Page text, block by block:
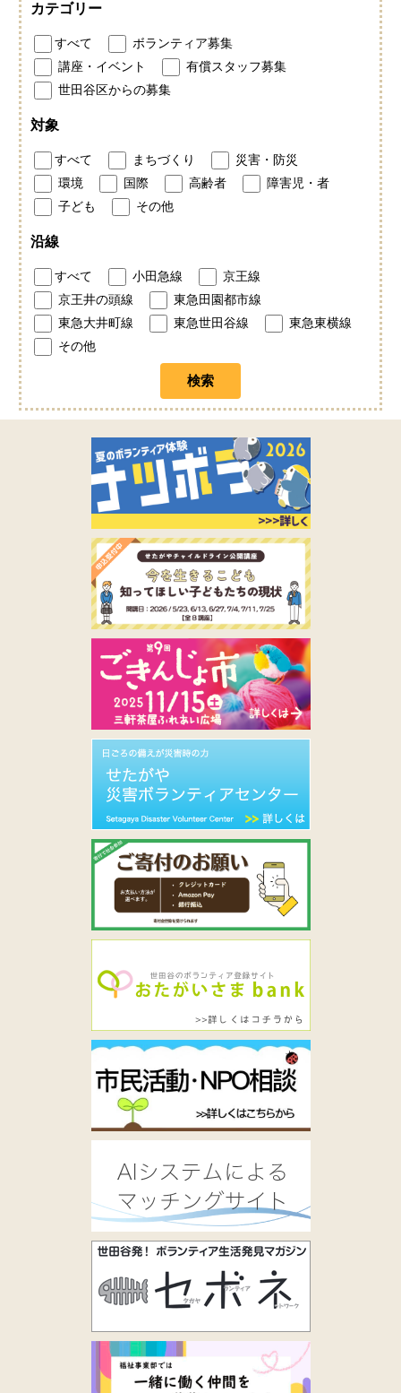
カテゴリー
すべて
ボランティア募集
講座・イベント
有償スタッフ募集
世田谷区からの募集
対象
すべて まちづくり
災害・防災
環境
国際 高齢者
障害児・者
子ども
その他
沿線
すべて 小田急線
京王線
京王井の頭線
東急田園都市線
東急大井町線
東急世田谷線
東急東横線
その他